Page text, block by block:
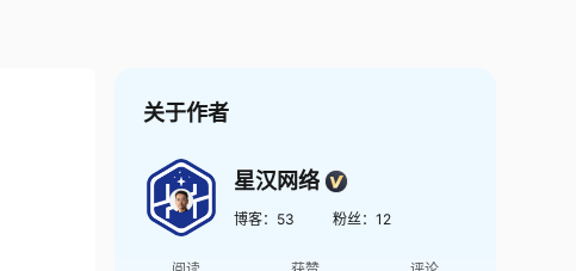
关于作者
星汉网络
博客： 53 粉丝： 12